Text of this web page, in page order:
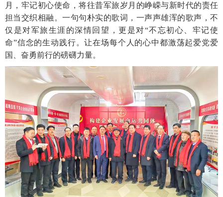
月，牢记初心使命，将往昔军旅岁月的峥嵘与新时代的责任
担当交织相融。一句句朴实的歌词，一声声雄浑的歌声，不
仅是对军旅生涯的深情回望，更是对“不忘初心、牢记使
命”信念的生动践行。让在场每个人的心中都激荡起爱党爱
国、奋勇前行的磅礴力量。